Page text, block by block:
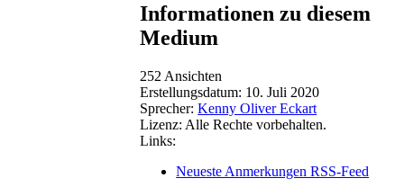
Informationen zu diesem
Medium
252 Ansichten
Erstellungsdatum: 10. Juli 2020
Sprecher: Kenny Oliver Eckart
Lizenz: Alle Rechte vorbehalten.
Links:
Neueste Anmerkungen RSS-Feed